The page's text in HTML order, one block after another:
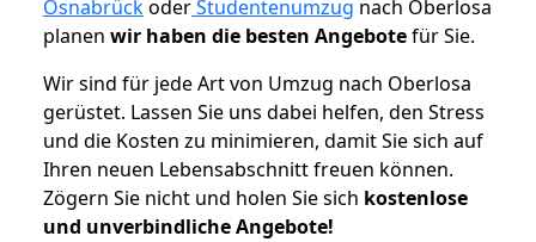
OsnabrückoderStudentenumzug nach Oberlosa
planen wir haben die besten Angebotefür Sie.
Wir sind für jede Art von Umzug nach Oberlosa
gerüstet. Lassen Sie uns dabei helfen, den Stress
und die Kosten zu minimieren, damit Sie sich auf
Ihren neuen Lebensabschnitt freuen können.
Zögern Sie nicht und holen Sie sich kostenlose
und unverbindliche Angebote!